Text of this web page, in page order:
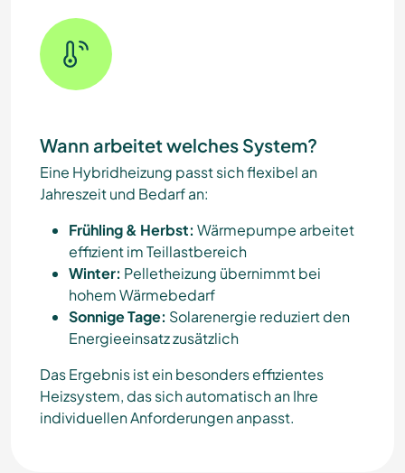
Wann arbeitet welches System?
Eine Hybridheizung passt sich flexibel an
Jahreszeit und Bedarf an:
Frühling & Herbst: Wärmepumpe arbeitet
effizient im Teillastbereich
Winter: Pelletheizung übernimmt bei
hohem Wärmebedarf
Sonnige Tage: Solarenergie reduziert den
Energieeinsatz zusätzlich
Das Ergebnis ist ein besonders effizientes
Heizsystem, das sich automatisch an Ihre
individuellen Anforderungen anpasst.